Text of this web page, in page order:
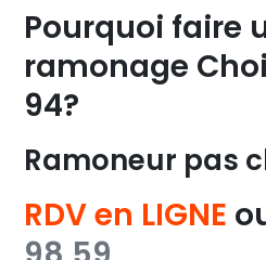
Pourquoi faire
ramonage
94?
Ramoneur pas
RDV en LIGNE